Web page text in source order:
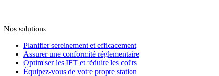
Nos solutions
Planifier sereinement et efficacement
Assurer une conformité réglementaire
Optimiser les IFT et réduire les coûts
Équipez-vous de votre propre station